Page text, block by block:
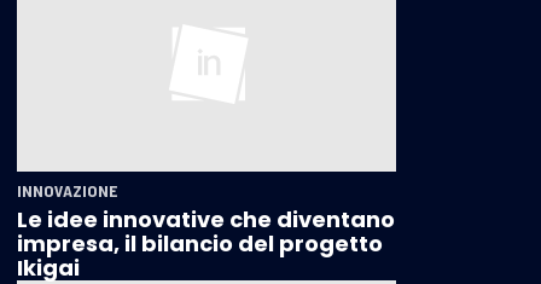
INNOVAZIONE
Le idee innovative che diventano
impresa, il bilancio del progetto
Ikigai